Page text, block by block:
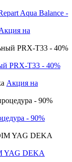
Aqua Balance -
на
PRX-T33 - 40%
Акция на
- 90%
YAG DEKA